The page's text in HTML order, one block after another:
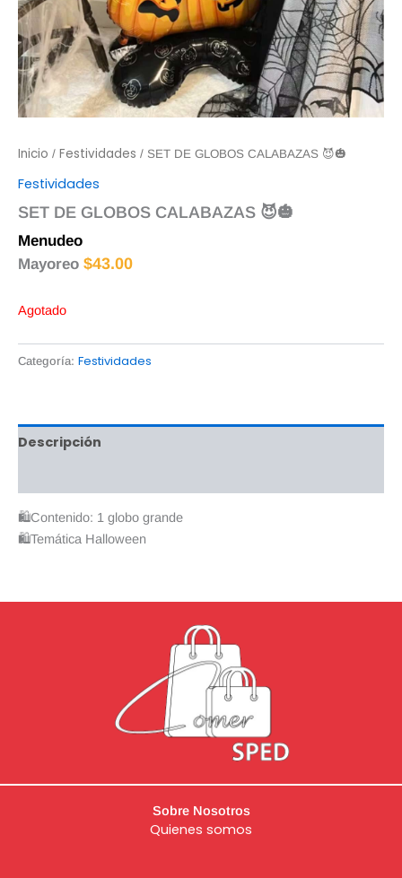
Inicio / Festividades / SET DE GLOBOS CALABAZAS 😈🎃
Festividades
SET DE GLOBOS CALABAZAS 😈🎃
Menudeo
Mayoreo $43.00
Agotado
Categoría: Festividades
Descripción
🛍Contenido: 1 globo grande
🛍Temática Halloween
Sobre Nosotros
Quienes somos